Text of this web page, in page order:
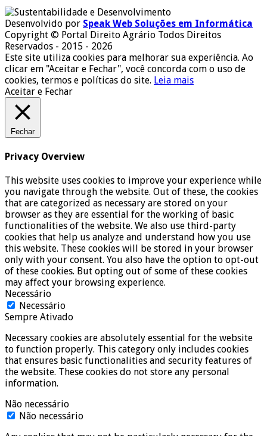
Desenvolvido por Speak Web Soluções em Informática
Copyright © Portal Direito Agrário Todos Direitos
Reservados - 2015 - 2026
Este site utiliza cookies para melhorar sua experiência. Ao
clicar em "Aceitar e Fechar", você concorda com o uso de
cookies, termos e políticas do site. Leia mais
Aceitar e Fechar
Fechar
Privacy Overview
This website uses cookies to improve your experience while
you navigate through the website. Out of these, the cookies
that are categorized as necessary are stored on your
browser as they are essential for the working of basic
functionalities of the website. We also use third-party
cookies that help us analyze and understand how you use
this website. These cookies will be stored in your browser
only with your consent. You also have the option to opt-out
of these cookies. But opting out of some of these cookies
may affect your browsing experience.
Necessário
Necessário
Sempre Ativado
Necessary cookies are absolutely essential for the website
to function properly. This category only includes cookies
that ensures basic functionalities and security features of
the website. These cookies do not store any personal
information.
Não necessário
Não necessário